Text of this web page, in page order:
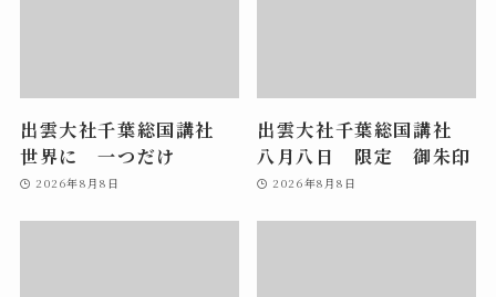
出雲大社千葉総国講社
世界に 一つだけ
2026年8月8日
出雲大社千葉総国講社
八月八日 限定 御朱印
2026年8月8日